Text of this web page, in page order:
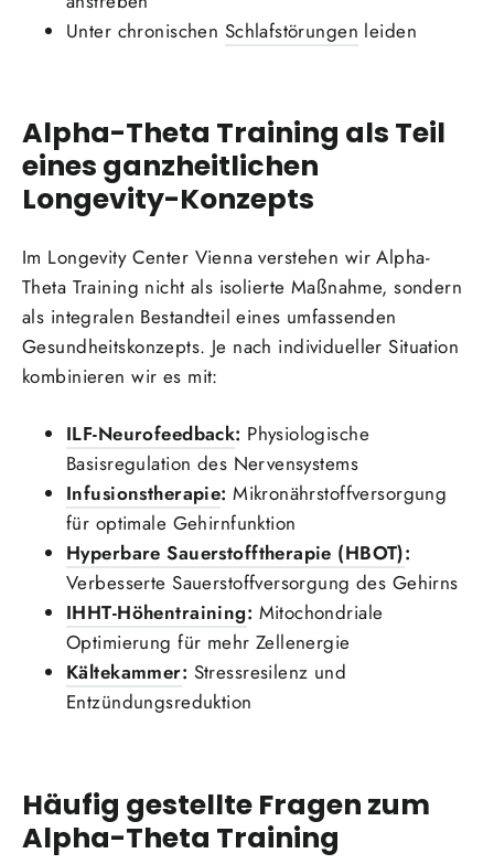
Unter chronischen Schlafstörungen leiden
Alpha-Theta Training als Teil
eines ganzheitlichen
Longevity-Konzepts
Im Longevity Center Vienna verstehen wir Alpha-
Theta Training nicht als isolierte Maßnahme, sondern
als integralen Bestandteil eines umfassenden
Gesundheitskonzepts. Je nach individueller Situation
kombinieren wir es mit:
ILF-Neurofeedback: Physiologische
Basisregulation des Nervensystems
Infusionstherapie: Mikronährstoffversorgung
für optimale Gehirnfunktion
Hyperbare Sauerstofftherapie (HBOT):
Verbesserte Sauerstoffversorgung des Gehirns
IHHT-Höhentraining: Mitochondriale
Optimierung für mehr Zellenergie
Kältekammer: Stressresilenz und
Entzündungsreduktion
Häufig gestellte Fragen zum
Alpha-Theta Training